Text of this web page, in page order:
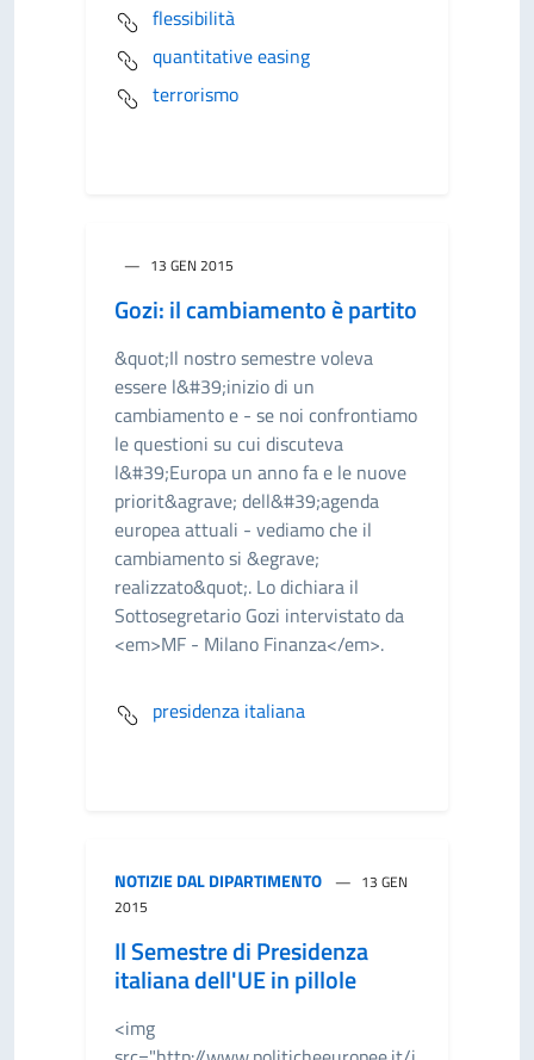
flessibilità
quantitative easing
terrorismo
13 GEN 2015
Gozi: il cambiamento è partito
&quot;Il nostro semestre voleva
essere l&#39;inizio di un
cambiamento e - se noi confrontiamo
le questioni su cui discuteva
l&#39;Europa un anno fa e le nuove
priorit&agrave; dell&#39;agenda
europea attuali - vediamo che il
cambiamento si &egrave;
realizzato&quot;. Lo dichiara il
Sottosegretario Gozi intervistato da
<em>MF - Milano Finanza</em>.
presidenza italiana
NOTIZIE DAL DIPARTIMENTO
13 GEN
2015
Il Semestre di Presidenza
italiana dell'UE in pillole
<img